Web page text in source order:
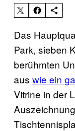
Das
Park, sieben
berühmten
aus wie ein
Vitrine in der